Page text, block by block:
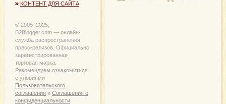
КОНТЕНТ ДЛЯ САЙТА
© 2005−2025,
B2Blogger.com — онлайн-
служба распространения
пресс-релизов. Официально
зарегистрированная
торговая марка.
Рекомендуем ознакомиться
с уловиями
Пользовательского
соглашения и Соглашения о
конфиденциальности